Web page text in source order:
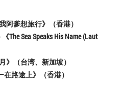
阿爹想旅行》（香港）
The Sea Speaks His Name (Laut
》（台湾、新加坡）
路途上》（香港）